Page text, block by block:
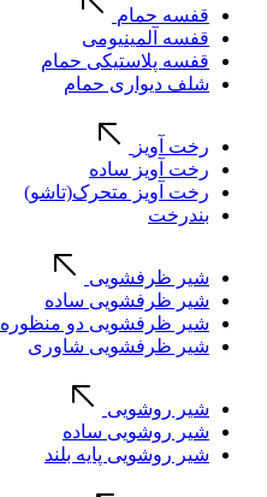
قفسه حمام
قفسه آلمینیومی
قفسه پلاستیکی حمام
شلف دیواری حمام
رخت آویز
رخت آویز ساده
رخت آویز متحرک(تاشو)
بندرخت
شیر ظرفشویی
شیر ظرفشویی ساده
شیر ظرفشویی دو منظوره
شیر ظرفشویی شاوری
شیر روشویی
شیر روشویی ساده
شیر روشویی پایه بلند